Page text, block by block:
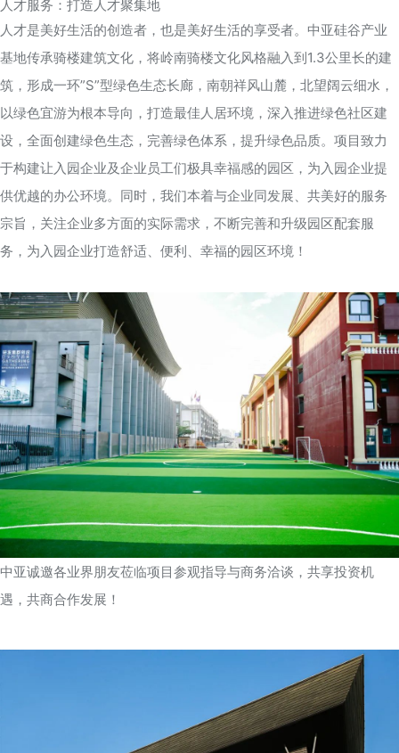
人才服务：打造人才聚集地
人才是美好生活的创造者，也是美好生活的享受者。 中亚硅谷产业
基地传承骑楼建筑文化，将岭南骑楼文化风格融入到1.3公里长的建
筑，形成一环”S”型绿色生态长廊，南朝祥风山麓，北望阔云细水，
以绿色宜游为根本导向，打造最佳人居环境，深入推进绿色社区建
设，全面创建绿色生态，完善绿色体系，提升绿色品质。项目致力
于构建让入园企业及企业员工们极具幸福感的园区，为入园企业提
供优越的办公环境。同时，我们本着与企业同发展、共美好的服务
宗旨，关注企业多方面的实际需求，不断完善和升级园区配套服
务，为入园企业打造舒适、便利、幸福的园区环境！
中亚诚邀各业界朋友莅临项目参观指导与商务洽谈，共享投资机
遇，共商合作发展！